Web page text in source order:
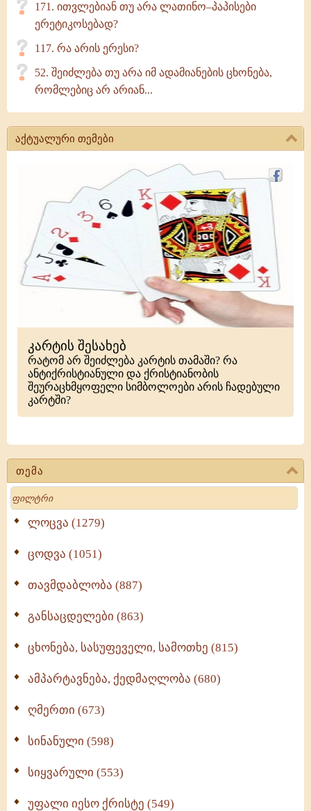
თემა
Search
ლოცვა (1279)
ცოდვა (1051)
თავმდაბლობა (887)
განსაცდელები (863)
ცხონება, სასუფეველი, სამოთხე (815)
ამპარტავნება, ქედმაღლობა (680)
ღმერთი (673)
სინანული (598)
სიყვარული (553)
უფალი იესო ქრისტე (549)
171. ითვლებიან თუ არა ლათინო–პაპისები
ერეტიკოსებად?
117. რა არის ერესი?
52. შეიძლება თუ არა იმ ადამიანების ცხონება,
რომლებიც არ არიან...
აქტუალური თემები
კარტის შესახებ
რატომ არ შეიძლება კარტის თამაში? რა
ანტიქრისტიანული და ქრისტიანობის
შეურაცხმყოფელი სიმბოლოები არის ჩადებული
კარტში?